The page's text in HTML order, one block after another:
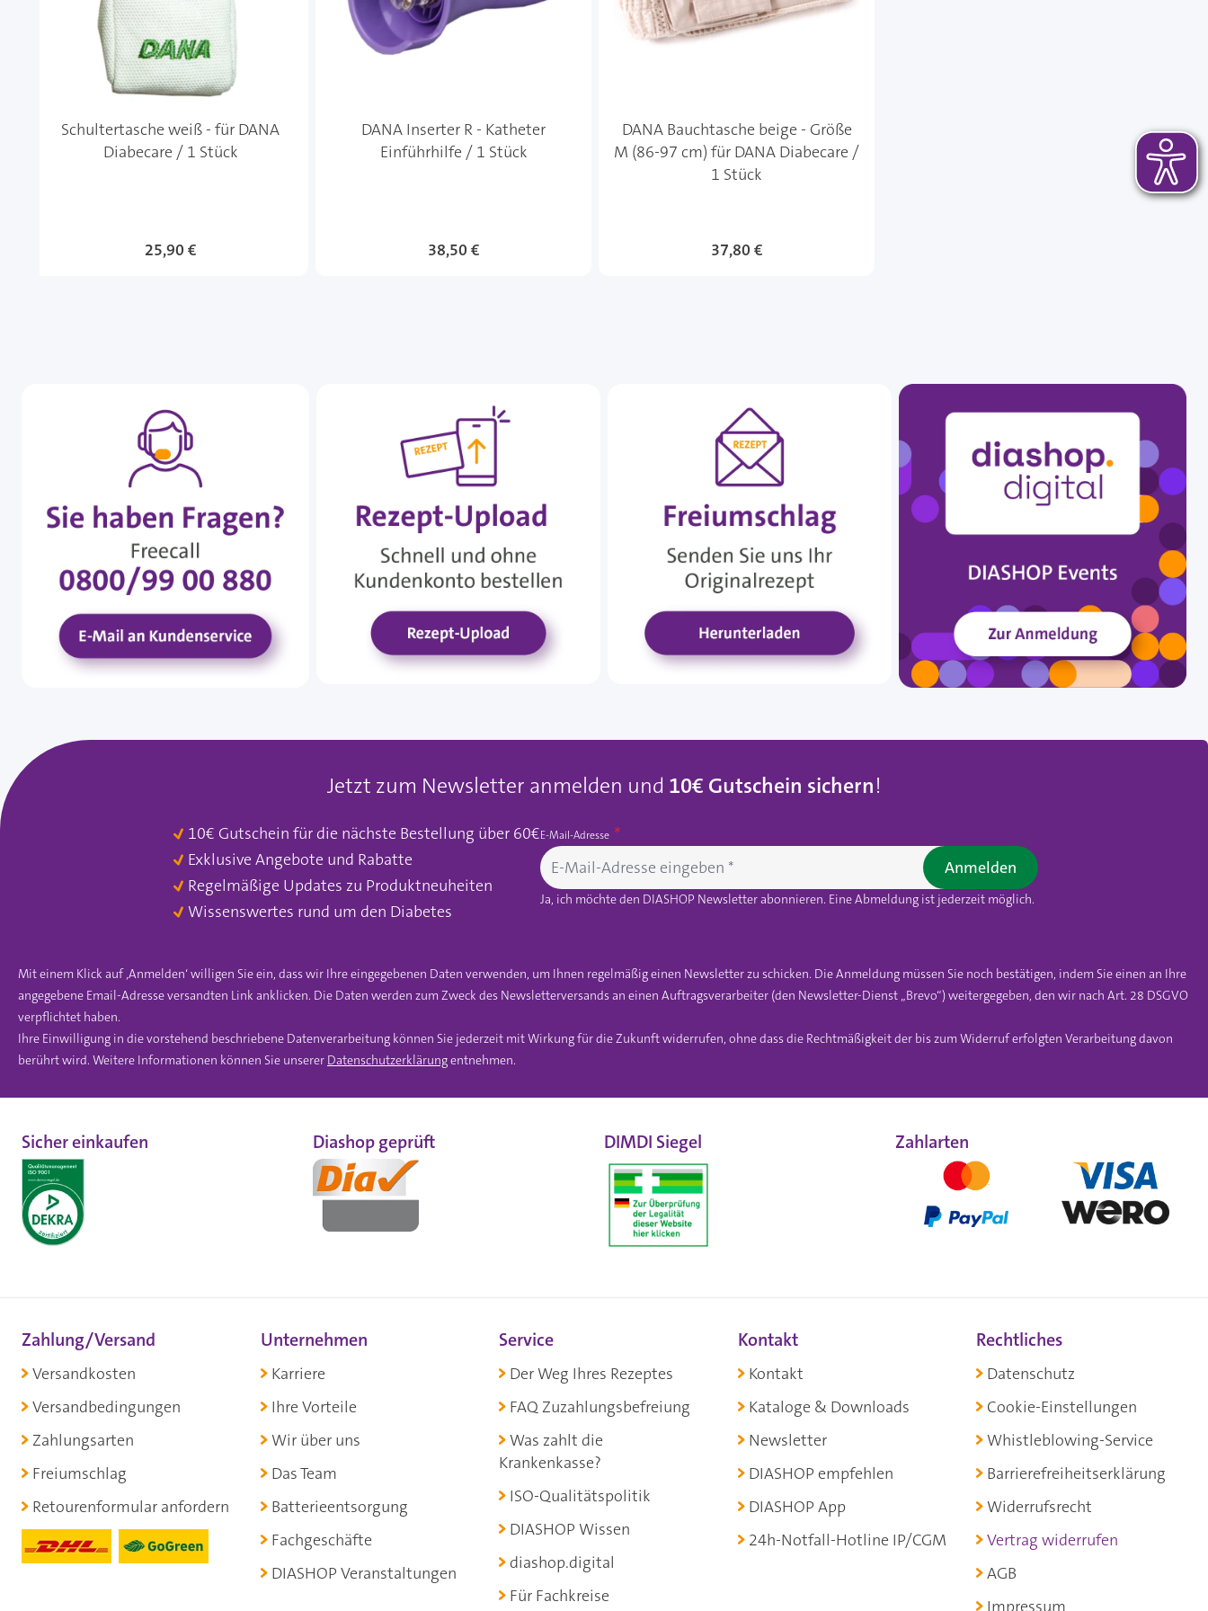
Schultertasche weiß - für DANA
Diabecare / 1 Stück
25,90 €
DANA Inserter R - Katheter
Einführhilfe / 1 Stück
38,50 €
DANA Bauchtasche beige - Größe
M (86-97 cm) für DANA Diabecare /
1 Stück
37,80 €
Jetzt zum Newsletter anmelden und 10€ Gutschein sichern!
10€ Gutschein für die nächste Bestellung über 60€
Exklusive Angebote und Rabatte
Regelmäßige Updates zu Produktneuheiten
Wissenswertes rund um den Diabetes
E-Mail-Adresse
Ja, ich möchte den DIASHOP Newsletter abonnieren. Eine Abmeldung ist jederzeit möglich.
Anmelden
Mit einem Klick auf ‚Anmelden‘ willigen Sie ein, dass wir Ihre eingegebenen Daten verwenden, um Ihnen regelmäßig einen Newsletter zu schicken. Die Anmeldung müssen Sie noch bestätigen, indem Sie einen an Ihre
angegebene Email-Adresse versandten Link anklicken. Die Daten werden zum Zweck des Newsletterversands an einen Auftragsverarbeiter (den Newsletter-Dienst „Brevo“) weitergegeben, den wir nach Art. 28 DSGVO
verpflichtet haben.
Ihre Einwilligung in die vorstehend beschriebene Datenverarbeitung können Sie jederzeit mit Wirkung für die Zukunft widerrufen, ohne dass die Rechtmäßigkeit der bis zum Widerruf erfolgten Verarbeitung davon
berührt wird. Weitere Informationen können Sie unserer Datenschutzerklärungentnehmen.
Sicher einkaufen Diashop geprüft DIMDI Siegel Zahlarten
Zahlung/Versand
Versandkosten
Versandbedingungen
Zahlungsarten
Freiumschlag
Retourenformular anfordern
Unternehmen
Karriere
Ihre Vorteile
Wir über uns
Das Team
Batterieentsorgung
Fachgeschäfte
DIASHOP Veranstaltungen
Service
Der Weg Ihres Rezeptes
FAQ Zuzahlungsbefreiung
Was zahlt die
Krankenkasse?
ISO-Qualitätspolitik
DIASHOP Wissen
diashop.digital
Für Fachkreise
Kontakt
Kontakt
Kataloge & Downloads
Newsletter
DIASHOP empfehlen
DIASHOP App
24h-Notfall-Hotline IP/CGM
Rechtliches
Datenschutz
Cookie-Einstellungen
Whistleblowing-Service
Barrierefreiheitserklärung
Widerrufsrecht
Vertrag widerrufen
AGB
Impressum